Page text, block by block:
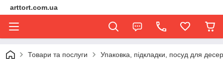
arttort.com.ua
Товари та послуги Упаковка, підкладки, посуд для